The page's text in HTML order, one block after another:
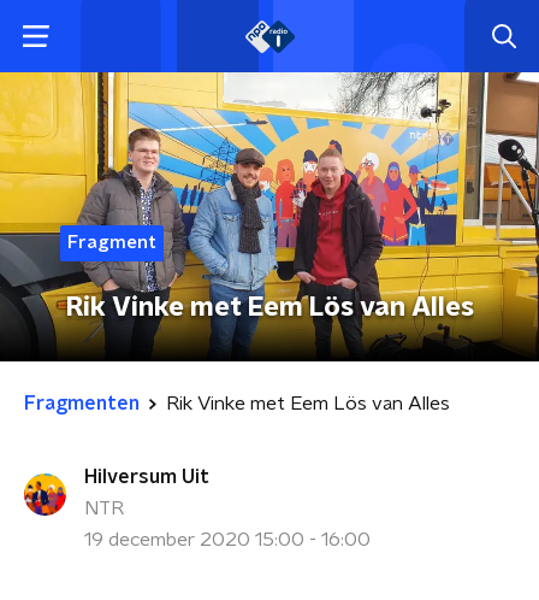
Fragment
Rik Vinke met Eem Lös van Alles
Fragmenten Rik Vinke met Eem Lös van Alles
Hilversum Uit
NTR
19 december 2020 15:00 - 16:00